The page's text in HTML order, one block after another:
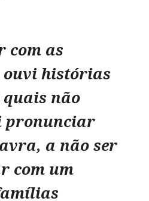
com as
ouvi histórias
quais não
pronunciar
a não ser
com um